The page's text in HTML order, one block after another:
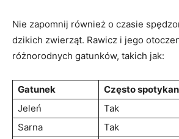
Nie zapomnij również o czasie
dzikich zwierząt. Rawicz i jego
różnorodnych gatunków, takich jak:
Gatunek
Często
Jeleń
Tak
Sarna
Tak